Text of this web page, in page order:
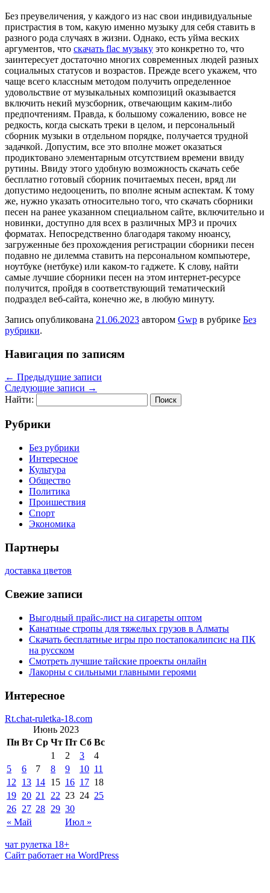
Бeз прeувeличeния, у каждого из нас свои индивидуальные
пристрастия в том, какую именно музыку для себя ставить в
разного рода случаях в жизни. Однако, есть уйма веских
аргументов, что скачать flac музыку это конкретно то, что
заинтересует достаточно многих современных людей разных
социальных статусов и возрастов. Прежде всего укажем, что
чаще всего классным методом получить определенное
удовольствие от музыкальных композиций оказывается
включить некий музсборник, отвечающим каким-либо
предпочтениям. Правда, к большому сожалению, вовсе не
редкость, когда сыскать треки в целом, и персональный
сборник музыки в отдельном порядке, получается трудной
задачкой. Допустим, все это вполне может оказаться
продиктовано элементарным отсутствием времени ввиду
рутины. Ввиду этого удобную возможность скачать себе
бесплатно готовый сборник почитаемых песен, вряд ли
допустимо недооценить, по вполне ясным аспектам. К тому
же, нужно указать относительно того, что скачать сборники
песен на ранее указанном специальном сайте, включительно и
новинки, доступно для всех в различных MP3 и прочих
форматах. Непосредственно благодаря такому нюансу,
загруженные без прохождения регистрации сборники песен
подавно не дилемма ставить на персональном компьютере,
ноутбуке (нетбуке) или каком-то гаджете. К слову, найти
самые лучшие сборники песен на этом интернет-ресурсе
получится, пройдя в соответствующий тематический
подраздел веб-сайта, конечно же, в любую минуту.
Запись опубликована 21.06.2023 автором Gwp в рубрике Без
рубрики.
Навигация по записям
← Предыдущие записи
Следующие записи →
Найти:
Рубрики
Без рубрики
Интересное
Культура
Общество
Политика
Проишествия
Спорт
Экономика
Партнеры
доставка цветов
Свежие записи
Выгодный прайс-лист на сигареты оптом
Канатные стропы для тяжелых грузов в Алматы
Скачать бесплатные игры про постапокалипсис на ПК
на русском
Смотреть лучшие тайские проекты онлайн
Лакорны с сильными главными героями
Интересное
Rt.chat-ruletka-18.com
Июнь 2023
Пн Вт Ср Чт Пт Сб Вс
« Май Июл »
1 2 3
4
5
6 7 8 9 10 11
12
13 14 15 16 17 18
19 20 21 22 23 24 25
26 27 28 29 30
чат рулетка 18+
Сайт работает на WordPress